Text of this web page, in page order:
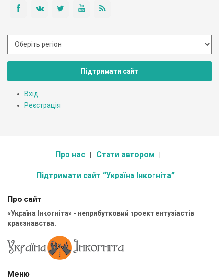
Підтримати сайт
Вхід
Реєстрація
Про нас Стати автором
Підтримати сайт “Україна Інкогніта”
Про сайт
«Україна Інкогніта» - неприбутковий проект ентузіастів
краєзнавства.
Меню